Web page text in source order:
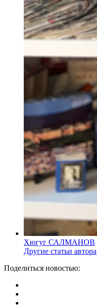
Хюгуг САЛМАНОВ
Другие статьи автора
Поделиться новостью: